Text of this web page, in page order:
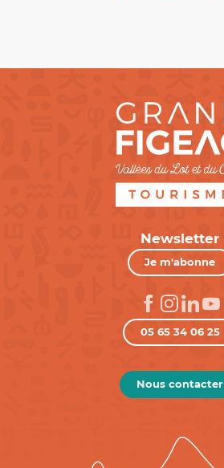
Newsletter
Je m'abonne
05 65 34 06 25
Nous contacter